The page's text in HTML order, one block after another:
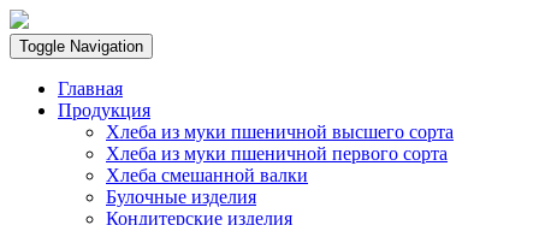
Toggle Navigation
Главная
Продукция
Хлеба из муки пшеничной высшего сорта
Хлеба из муки пшеничной первого сорта
Хлеба смешанной валки
Булочные изделия
Кондитерские изделия